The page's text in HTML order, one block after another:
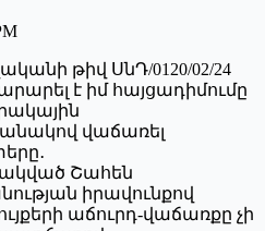
թիվ ՍնԴ/0120/02/24
է իմ հայցադիմումը
վաճառել
Շահեն
իրավունքով
աճուրդ-վաճառքը չի